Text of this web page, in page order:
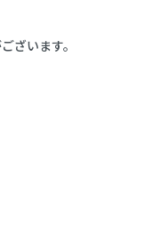
ざいます。